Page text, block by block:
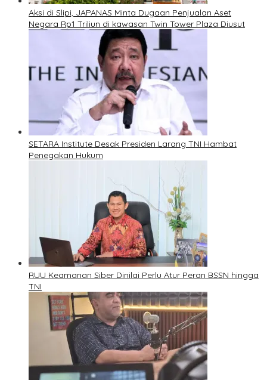
Aksi di Slipi, JAPANAS Minta Dugaan Penjualan Aset
Negara Rp1 Triliun di kawasan Twin Tower Plaza Diusut
SETARA Institute Desak Presiden Larang TNI Hambat
Penegakan Hukum
RUU Keamanan Siber Dinilai Perlu Atur Peran BSSN hingga
TNI